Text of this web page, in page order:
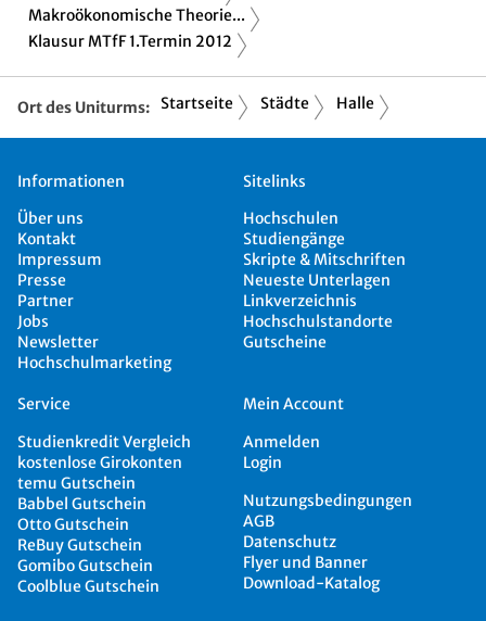
Makroökonomische Theorie...
Klausur MTfF 1.Termin 2012
Ort des Uniturms: Startseite Städte Halle
Informationen
Über uns
Kontakt
Impressum
Presse
Partner
Jobs
Newsletter
Hochschulmarketing
Sitelinks
Hochschulen
Studiengänge
Skripte & Mitschriften
Neueste Unterlagen
Linkverzeichnis
Hochschulstandorte
Gutscheine
Service
Studienkredit Vergleich
kostenlose Girokonten
temu Gutschein
Babbel Gutschein
Otto Gutschein
ReBuy Gutschein
Gomibo Gutschein
Coolblue Gutschein
Mein Account
Anmelden
Login
Nutzungsbedingungen
AGB
Datenschutz
Flyer und Banner
Download-Katalog